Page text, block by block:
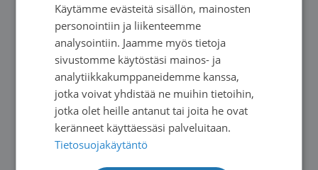
Syöpäpotilaana Suomessa
Syöpä, kutsumaton vieras
SWEDISH
Käytämme evästeitä sisällön, mainosten
personointiin ja liikenteemme
analysointiin. Jaamme myös tietoja
sivustomme käytöstäsi mainos- ja
analytiikkakumppaneidemme kanssa,
jotka voivat yhdistää ne muihin tietoihin,
jotka olet heille antanut tai joita he ovat
keränneet käyttäessäsi palveluitaan.
Tietosuojakäytäntö